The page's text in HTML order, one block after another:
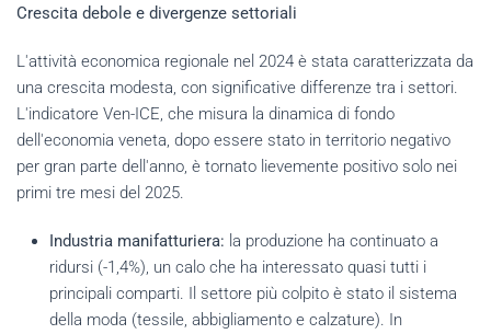
Crescita debole e divergenze settoriali
L'attività economica regionale nel 2024 è stata caratterizzata da
una crescita modesta, con significative differenze tra i settori.
L'indicatore Ven-ICE, che misura la dinamica di fondo
dell'economia veneta, dopo essere stato in territorio negativo
per gran parte dell'anno, è tornato lievemente positivo solo nei
primi tre mesi del 2025.
Industria manifatturiera: la produzione ha continuato a
ridursi (-1,4%), un calo che ha interessato quasi tutti i
principali comparti. Il settore più colpito è stato il sistema
della moda (tessile, abbigliamento e calzature). In